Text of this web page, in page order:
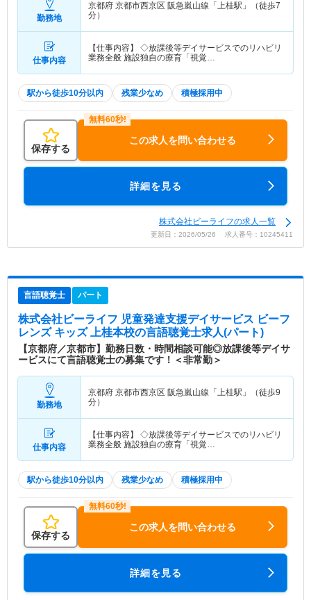
勤務地
京都府 京都市西京区 阪急嵐山線「上桂駅」（徒歩7
分）
仕事内容
【仕事内容】 ◇放課後等デイサービスでのリハビリ
業務全般 施設独自の療育「視覚…
駅から徒歩10分以内 残業少なめ 積極採用中
保存する
この求人を問い合わせる
詳細を見る
株式会社ビーライフの求人一覧
更新日：2026/05/26 求人番号：10245411
言語聴覚士 パート
株式会社ビーライフ 児童発達支援デイサービス ビーフ
レンズ キッズ 上桂本校の言語聴覚士求人(パート)
【京都府／京都市】勤務日数・時間相談可能◎放課後等デイサ
ービスにて言語聴覚士の募集です！＜非常勤＞
勤務地
京都府 京都市西京区 阪急嵐山線「上桂駅」（徒歩9
分）
仕事内容
【仕事内容】 ◇放課後等デイサービスでのリハビリ
業務全般 施設独自の療育「視覚…
駅から徒歩10分以内 残業少なめ 積極採用中
保存する
この求人を問い合わせる
詳細を見る